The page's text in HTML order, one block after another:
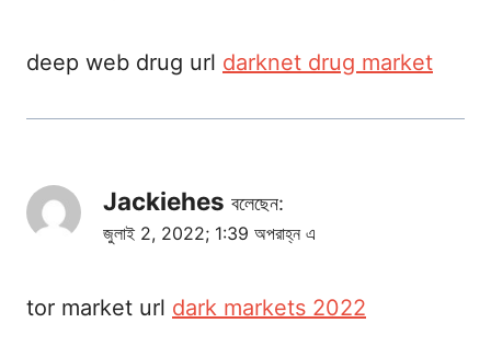
deep web drug url darknet drug market
Jackiehes বলেছেন:
জুলাই 2, 2022; 1:39 অপরাহ্ন এ
tor market url dark markets 2022